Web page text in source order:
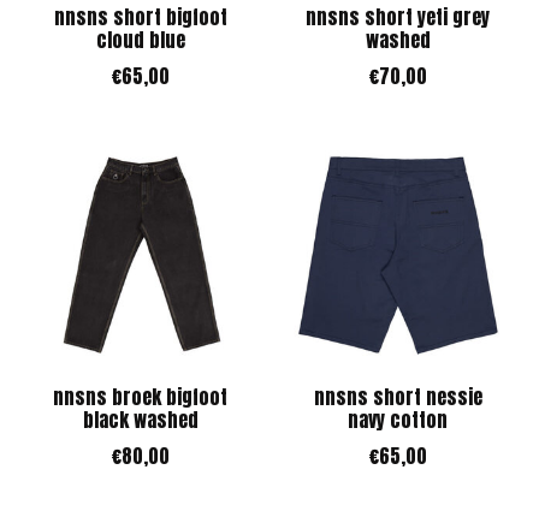
nnsns short bigfoot
cloud blue
€65,00
nnsns short yeti grey
washed
€70,00
nnsns broek bigfoot
black washed
€80,00
nnsns short nessie
navy cotton
€65,00